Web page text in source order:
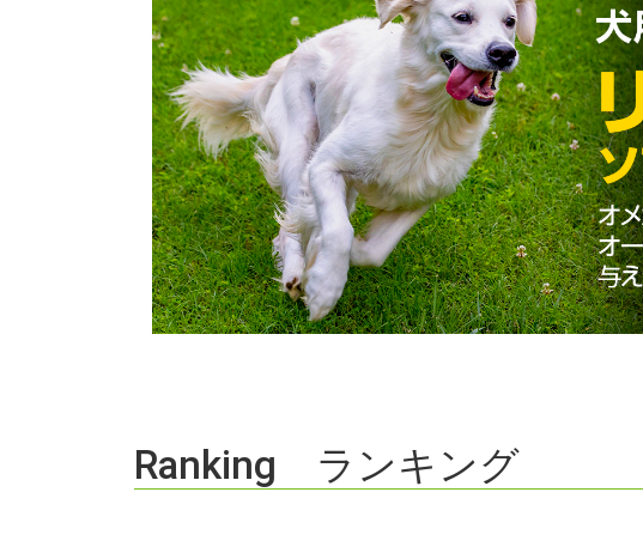
Ranking ランキング